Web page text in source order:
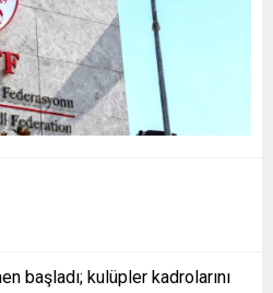
başladı; kulüpler kadrolarını